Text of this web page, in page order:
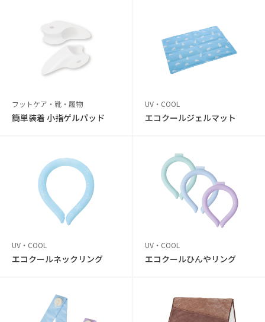
フットケア・靴・履物
簡単装着 小指ゲルパッド
UV・COOL
エコクールジェルマット
UV・COOL
エコクールネックリング
UV・COOL
エコクールひんやリング